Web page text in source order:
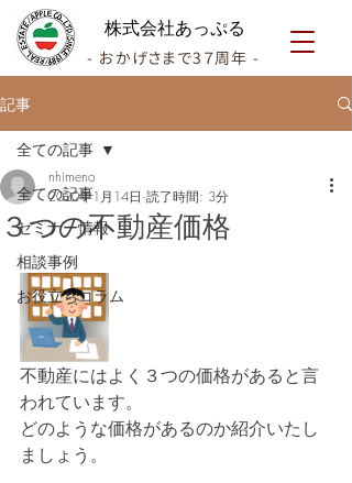
株式会社あっぷる
- おかげさまで3７周年 -
記事
全ての記事
セミナー情報
相談事例
お役立ちコラム
全ての記事
３つの不動産価格
nhimeno
2020年1月14日 読了時間: 3分
不動産にはよく３つの価格があると言
われています。
どのような価格があるのか紹介いたし
ましょう。